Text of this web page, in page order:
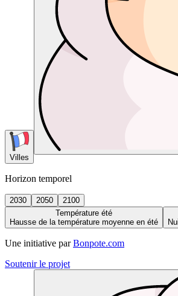
Villes
Horizon temporel
2030 2050
2100
Température été
Hausse de la température moyenne en été
Une initiative par Bonpote.com
Soutenir le projet